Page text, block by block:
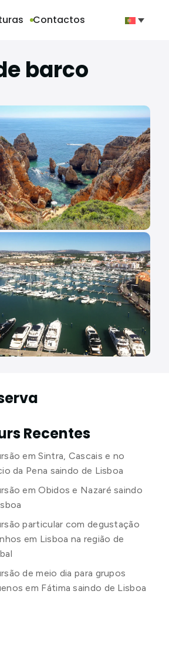
Contactos
barco
Recentes
em Sintra, Cascais e no
da Pena saindo de Lisboa
em Obidos e Nazaré saindo
particular com degustação
em Lisboa na região de
de meio dia para grupos
em Fátima saindo de Lisboa